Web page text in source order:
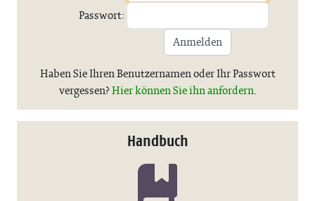
Passwort:
Anmelden
Haben Sie Ihren Benutzernamen oder Ihr Passwort
vergessen?Hier können Sie ihn anfordern.
Handbuch